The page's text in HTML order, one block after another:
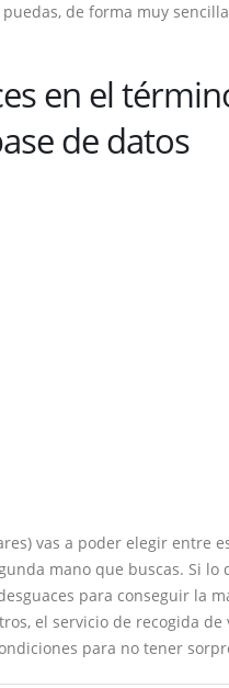
de forma muy
en el
de datos
vas a poder elegir entre
mano que buscas. Si
para conseguir la
el servicio de recogida
para no tener